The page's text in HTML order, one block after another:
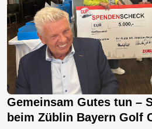
Gemeinsam Gutes tun –
beim Züblin Bayern Golf